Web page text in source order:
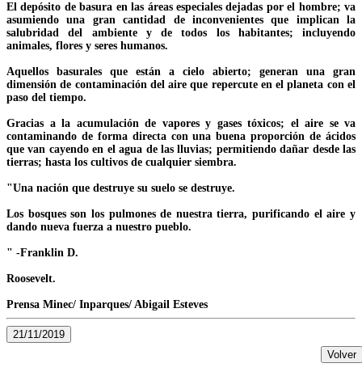
El depósito de basura en las áreas especiales dejadas por el hombre; va
asumiendo una gran cantidad de inconvenientes que implican la
salubridad del ambiente y de todos los habitantes; incluyendo
animales, flores y seres humanos.
Aquellos basurales que están a cielo abierto; generan una gran
dimensión de contaminación del aire que repercute en el planeta con el
paso del tiempo.
Gracias a la acumulación de vapores y gases tóxicos; el aire se va
contaminando de forma directa con una buena proporción de ácidos
que van cayendo en el agua de las lluvias; permitiendo dañar desde las
tierras; hasta los cultivos de cualquier siembra.
"Una nación que destruye su suelo se destruye.
Los bosques son los pulmones de nuestra tierra, purificando el aire y
dando nueva fuerza a nuestro pueblo.
" -Franklin D.
Roosevelt.
Prensa Minec/ Inparques/ Abigail Esteves
21/11/2019
Volver